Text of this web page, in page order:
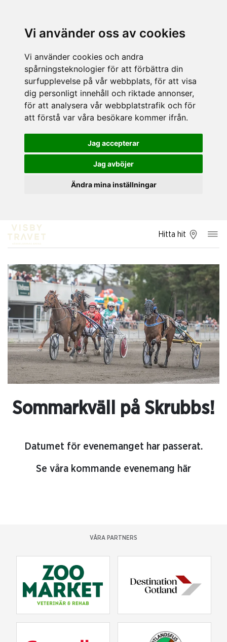
Vi använder oss av cookies
Vi använder cookies och andra
spårningsteknologier för att förbättra din
surfupplevelse på vår webbplats, för att visa
dig personligt innehåll och riktade annonser,
för att analysera vår webbplatstrafik och för
att förstå var våra besökare kommer ifrån.
Jag accepterar
Jag avböjer
Ändra mina inställningar
Hitta hit
Sommarkväll på Skrubbs!
Datumet för evenemanget har passerat.
Se våra kommande evenemang här
VÅRA PARTNERS